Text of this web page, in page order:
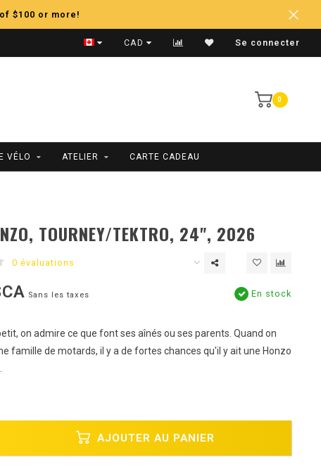
$100 or more!
Expédition Rapide
CAD Se connecter
0
VÉLO ATELIER CARTE CADEAU
TOURNEY/TEKTRO, 24", 2026
0 évaluations
Sans les taxes En stock
on admire ce que font ses aînés ou ses parents. Quand on
famille de motards, il y a de fortes chances qu'il y ait une Honzo
AJOUTER AU PANIER